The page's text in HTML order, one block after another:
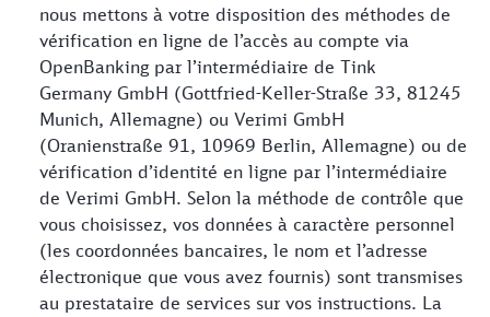
nous mettons à votre disposition des méthodes de
vérification en ligne de l’accès au compte via
OpenBanking par l’intermédiaire de Tink
Germany GmbH (Gottfried-Keller-Straße 33, 81245
Munich, Allemagne) ou Verimi GmbH
(Oranienstraße 91, 10969 Berlin, Allemagne) ou de
vérification d’identité en ligne par l’intermédiaire
de Verimi GmbH. Selon la méthode de contrôle que
vous choisissez, vos données à caractère personnel
(les coordonnées bancaires, le nom et l’adresse
électronique que vous avez fournis) sont transmises
au prestataire de services sur vos instructions. La